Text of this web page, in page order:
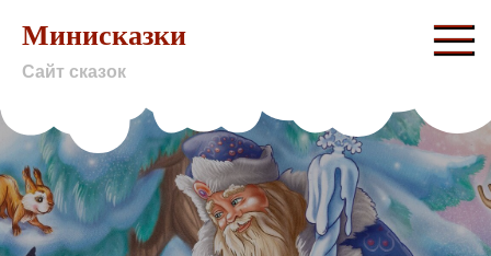
content
Минисказки
Сайт сказок